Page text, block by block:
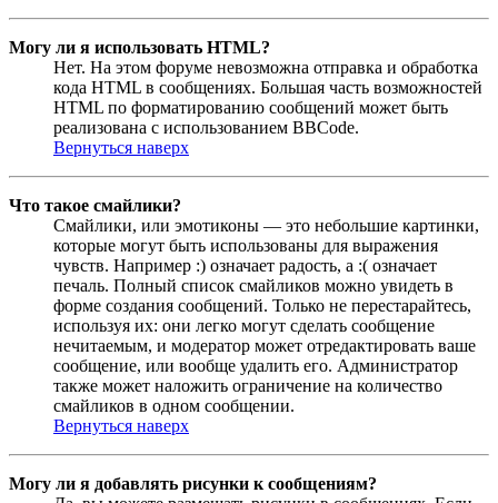
Могу ли я использовать HTML?
Нет. На этом форуме невозможна отправка и обработка
кода HTML в сообщениях. Большая часть возможностей
HTML по форматированию сообщений может быть
реализована с использованием BBCode.
Вернуться наверх
Что такое смайлики?
Смайлики, или эмотиконы — это небольшие картинки,
которые могут быть использованы для выражения
чувств. Например :) означает радость, а :( означает
печаль. Полный список смайликов можно увидеть в
форме создания сообщений. Только не перестарайтесь,
используя их: они легко могут сделать сообщение
нечитаемым, и модератор может отредактировать ваше
сообщение, или вообще удалить его. Администратор
также может наложить ограничение на количество
смайликов в одном сообщении.
Вернуться наверх
Могу ли я добавлять рисунки к сообщениям?